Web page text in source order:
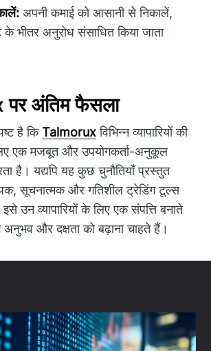
अपनी कमाई को आसानी से निकालें,
भीतर अनुरोध संसाधित किया जाता
अंतिम फैसला
है किTalmoruxविभिन्न व्यापारियों की
एक मजबूत और उपयोगकर्ता-अनुकूल
है। यद्यपि यह कुछ चुनौतियाँ प्रस्तुत
सूचनात्मक और गतिशील ट्रेडिंग टूल्स
उन व्यापारियों के लिए एक संपत्ति बनाते
और दक्षता को बढ़ाना चाहते हैं।